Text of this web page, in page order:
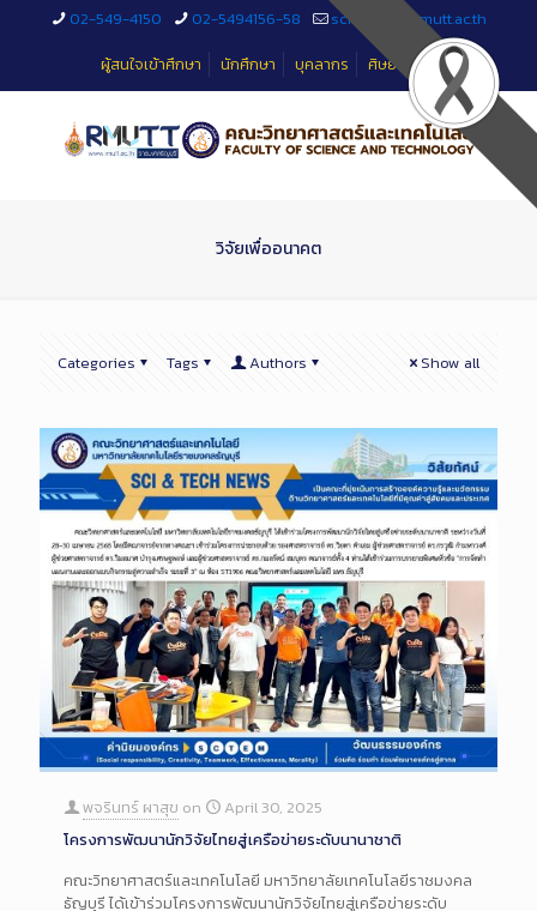
02-549-4150 02-5494156-58
sciteched@rmutt.ac.th
ผู้สนใจเข้าศึกษา
นักศึกษา บุคลากร ศิษย์เก่า
วิจัยเพื่ออนาคต
Categories Tags Authors Show all
พจรินทร์ ผาสุข on
April 30, 2025
โครงการพัฒนานักวิจัยไทยสู่เครือข่ายระดับนานาชาติ
คณะวิทยาศาสตร์และเทคโนโลยี มหาวิทยาลัยเทคโนโลยีราชมงคล
ธัญบุรี ได้เข้าร่วมโครงการพัฒนานักวิจัยไทยสู่เครือข่ายระดับ